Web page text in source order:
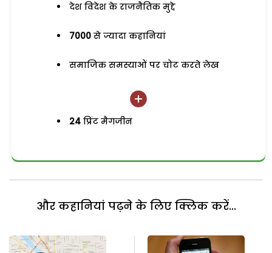
देश विदेश के राजनैतिक मुद्दे
7000 से ज्यादा कहानियां
समाजिक समस्याओं पर चोट करते लेख
24 प्रिंट मैगजीन
और कहानियां पढ़ने के लिए क्लिक करें...